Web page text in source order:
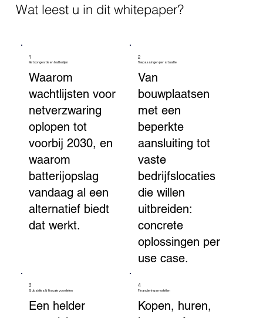
Wat leest u in dit whitepaper?
1
Netcongestie en batterijen
Waarom
wachtlijsten voor
netverzwaring
oplopen tot
voorbij 2030, en
waarom
batterijopslag
vandaag al een
alternatief biedt
dat werkt.
2
Toepassingen per situatie
Van
bouwplaatsen
met een
beperkte
aansluiting tot
vaste
bedrijfslocaties
die willen
uitbreiden:
concrete
oplossingen per
use case.
3
Subsidies & fiscale voordelen
Een helder
4
Financieringsmodellen
Kopen, huren,